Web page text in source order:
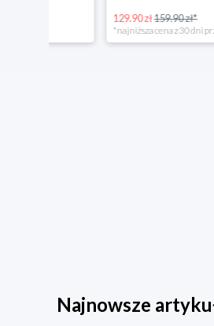
159.90 zł*
*najniższa cena z 30 dni przed obniżką
Najnowsze